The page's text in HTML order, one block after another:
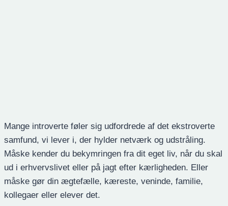
Mange introverte føler sig udfordrede af det ekstroverte
samfund, vi lever i, der hylder netværk og udstråling.
Måske kender du bekymringen fra dit eget liv, når du skal
ud i erhvervslivet eller på jagt efter kærligheden. Eller
måske gør din ægtefælle, kæreste, veninde, familie,
kollegaer eller elever det.